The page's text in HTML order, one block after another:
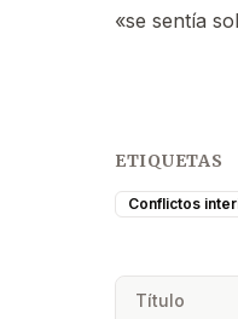
«se sentía
ETIQUETAS
Conflictos
Título